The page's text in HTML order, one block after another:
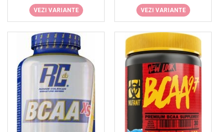
VEZI VARIANTE VEZI VARIANTE